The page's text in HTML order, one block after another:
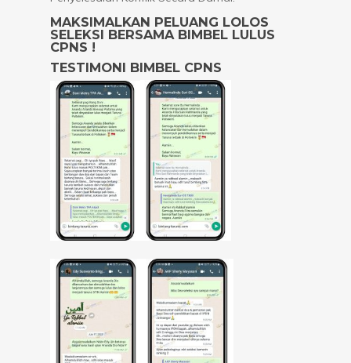
MAKSIMALKAN PELUANG LOLOS
SELEKSI BERSAMA BIMBEL LULUS
CPNS !
TESTIMONI BIMBEL CPNS